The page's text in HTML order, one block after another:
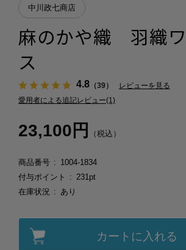
中川政七商店
麻のかや織 羽織
ス
4.8（39）
レビューを見る
愛用者による追記レビュー(1)
23,100円 （税込）
商品番号
1004-1834
付与ポイント
231pt
在庫状況
あり
カートに入れる